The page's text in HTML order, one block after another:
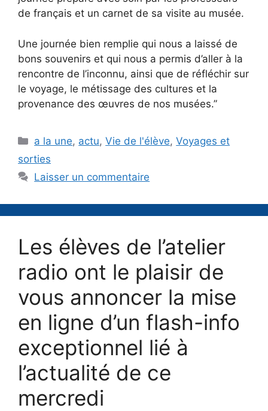
de français et un carnet de sa visite au musée.
Une journée bien remplie qui nous a laissé de
bons souvenirs et qui nous a permis d’aller à la
rencontre de l’inconnu, ainsi que de réfléchir sur
le voyage, le métissage des cultures et la
provenance des œuvres de nos musées.”
Catégories
a la une, actu,Vie de l'élève,Voyages et
sorties
Laisser un commentaire
Les élèves de l’atelier
radio ont le plaisir de
vous annoncer la mise
en ligne d’un flash-info
exceptionnel lié à
l’actualité de ce
mercredi